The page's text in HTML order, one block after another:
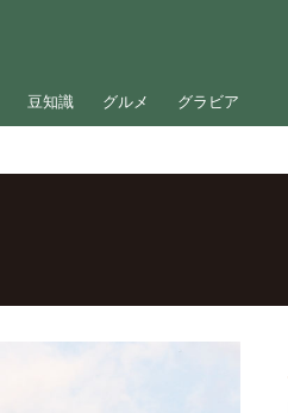
豆知識 グルメ グラビア